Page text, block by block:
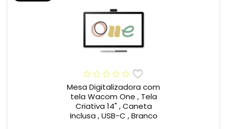
Mesa Digitalizadora com
tela Wacom One , Tela
Criativa 14" , Caneta
Inclusa , USB-C , Branco